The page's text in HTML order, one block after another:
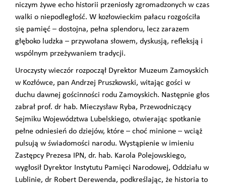
niczym żywe echo historii przeniosły zgromadzonych w czas
walki o niepodległość. W kozłowieckim pałacu rozgościła
się pamięć – dostojna, pełna splendoru, lecz zarazem
głęboko ludzka – przywołana słowem, dyskusją, refleksją i
wspólnym przeżywaniem tradycji.
Uroczysty wieczór rozpoczął Dyrektor Muzeum Zamoyskich
w Kozłówce, pan Andrzej Pruszkowski, witając gości w
duchu dawnej gościnności rodu Zamoyskich. Następnie głos
zabrał prof. dr hab. Mieczysław Ryba, Przewodniczący
Sejmiku Województwa Lubelskiego, otwierając spotkanie
pełne odniesień do dziejów, które – choć minione – wciąż
pulsują w świadomości narodu. Wystąpienie w imieniu
Zastępcy Prezesa IPN, dr. hab. Karola Polejowskiego,
wygłosił Dyrektor Instytutu Pamięci Narodowej, Oddziału w
Lublinie, dr Robert Derewenda, podkreślając, że historia to